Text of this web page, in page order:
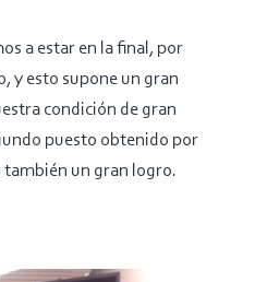
a estar en la final, por
y esto supone un gran
condición de gran
puesto obtenido por
también un gran logro.